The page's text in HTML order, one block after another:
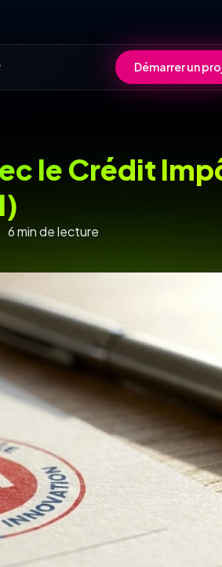
Démarrer un
le Crédit
min de lecture